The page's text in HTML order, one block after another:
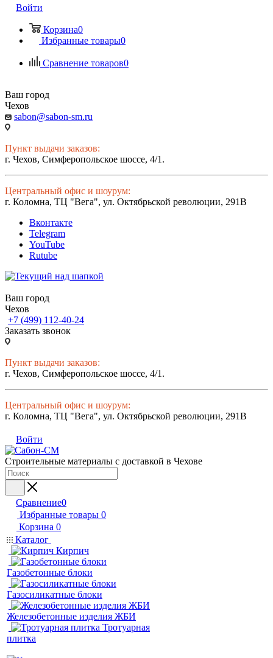
Войти
Корзина0
Избранные товары0
Сравнение товаров0
Ваш город
Чехов
sabon@sabon-sm.ru
Пункт выдачи заказов:
г. Чехов, Симферопольское шоссе, 4/1.
Центральный офис и шоурум:
г. Коломна, ТЦ "Вега", ул. Октябрьской революции, 291В
Вконтакте
Telegram
YouTube
Rutube
Ваш город
Чехов
+7 (499) 112-40-24
Заказать звонок
Пункт выдачи заказов:
г. Чехов, Симферопольское шоссе, 4/1.
Центральный офис и шоурум:
г. Коломна, ТЦ "Вега", ул. Октябрьской революции, 291В
Войти
Строительные материалы с доставкой в Чехове
Сравнение0
Избранные товары 0
Корзина 0
Каталог
Кирпич
Газобетонные блоки
Газосиликатные блоки
Железобетонные изделия ЖБИ
Тротуарная
плитка